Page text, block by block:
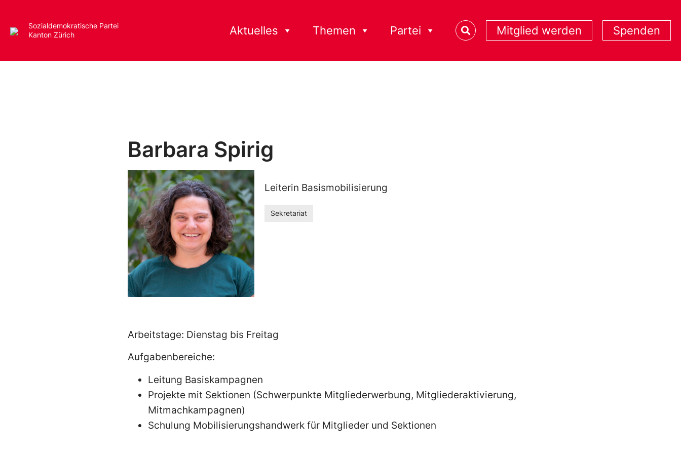
Sozialdemokratische Partei
Kanton Zürich
Aktuelles Themen Partei Mitglied werden Spenden
Barbara Spirig
Leiterin Basismobilisierung
Sekretariat
Arbeitstage: Dienstag bis Freitag
Aufgabenbereiche:
Leitung Basiskampagnen
Projekte mit Sektionen (Schwerpunkte Mitgliederwerbung, Mitgliederaktivierung,
Mitmachkampagnen)
Schulung Mobilisierungshandwerk für Mitglieder und Sektionen